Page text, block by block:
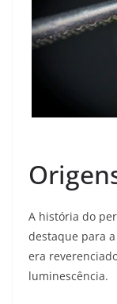
A história do
destaque para
era
luminescência.